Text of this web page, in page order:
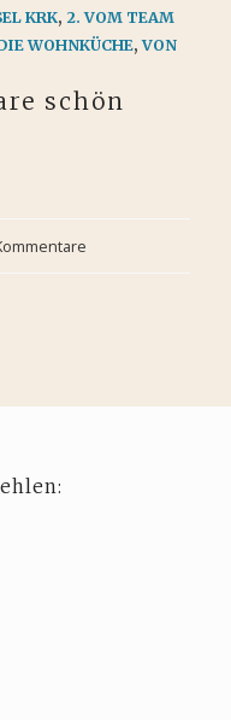
KRK,2. VOM TEAM
WOHNKÜCHE,VON
schön